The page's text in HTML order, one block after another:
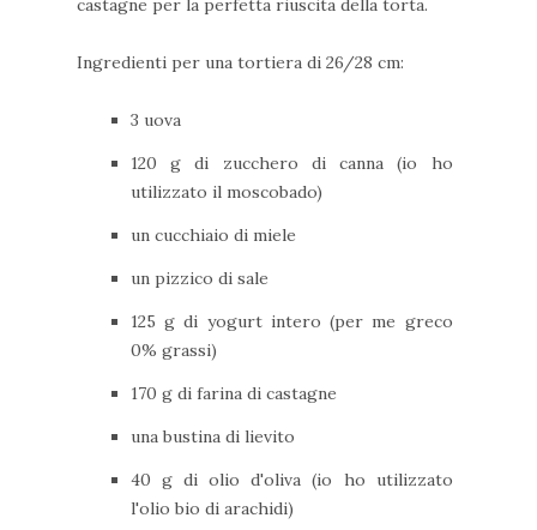
castagne per la perfetta riuscita della torta.
Ingredienti per una tortiera di 26/28 cm:
3 uova
120 g di zucchero di canna (io ho
utilizzato il moscobado)
un cucchiaio di miele
un pizzico di sale
125 g di yogurt intero (per me greco
0% grassi)
170 g di farina di castagne
una bustina di lievito
40 g di olio d'oliva (io ho utilizzato
l'olio bio di arachidi)